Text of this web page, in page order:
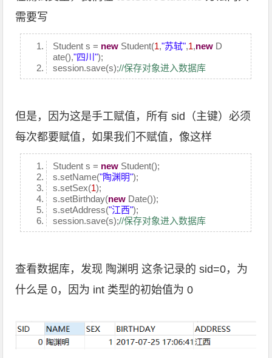
需要写
Student s = new Student(1,"苏轼",1,new D
ate(),"四川");
session.save(s);//保存对象进入数据库
但是，因为这是手工赋值，所有 sid（主键）必须
每次都要赋值，如果我们不赋值，像这样
Student s = new Student();
s.setName("陶渊明");
s.setSex(1);
s.setBirthday(new Date());
s.setAddress("江西");
session.save(s);//保存对象进入数据库
查看数据库，发现 陶渊明 这条记录的 sid=0，为
什么是 0，因为 int 类型的初始值为 0